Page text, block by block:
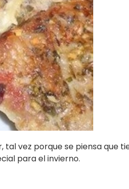
tal vez porque se piensa que
para el invierno.